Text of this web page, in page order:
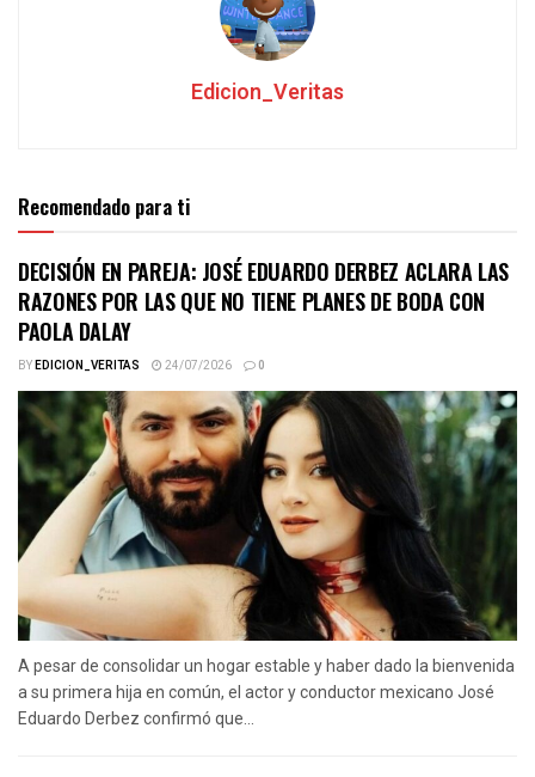
Edicion_Veritas
Recomendado para ti
DECISIÓN EN PAREJA: JOSÉ EDUARDO DERBEZ ACLARA LAS
RAZONES POR LAS QUE NO TIENE PLANES DE BODA CON
PAOLA DALAY
BYEDICION_VERITAS 24/07/2026 0
A pesar de consolidar un hogar estable y haber dado la bienvenida
a su primera hija en común, el actor y conductor mexicano José
Eduardo Derbez confirmó que...